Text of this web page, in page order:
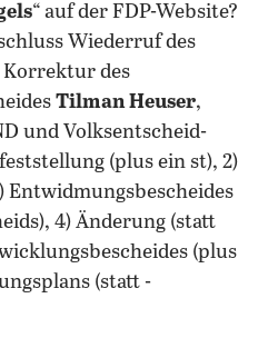
“ auf der FDP-Website?
Wiederruf des
Korrektur des
Tilman Heuser,
und Volksentscheid-
(plus ein st), 2)
Entwidmungsbescheides
4) Änderung (statt
(plus
(statt -